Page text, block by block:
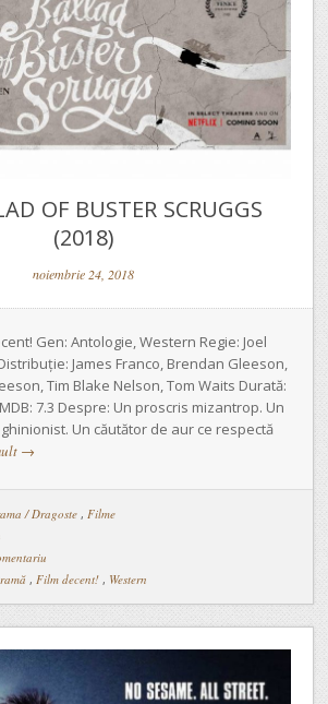
OF BUSTER SCRUGGS
(2018)
noiembrie 24, 2018
Gen: Antologie, Western Regie: Joel
James Franco, Brendan Gleeson,
Tim Blake Nelson, Tom Waits Durată:
7.3 Despre: Un proscris mizantrop. Un
Un căutător de aur ce respectă
→
/ Dragoste , Filme
, Film decent! , Western